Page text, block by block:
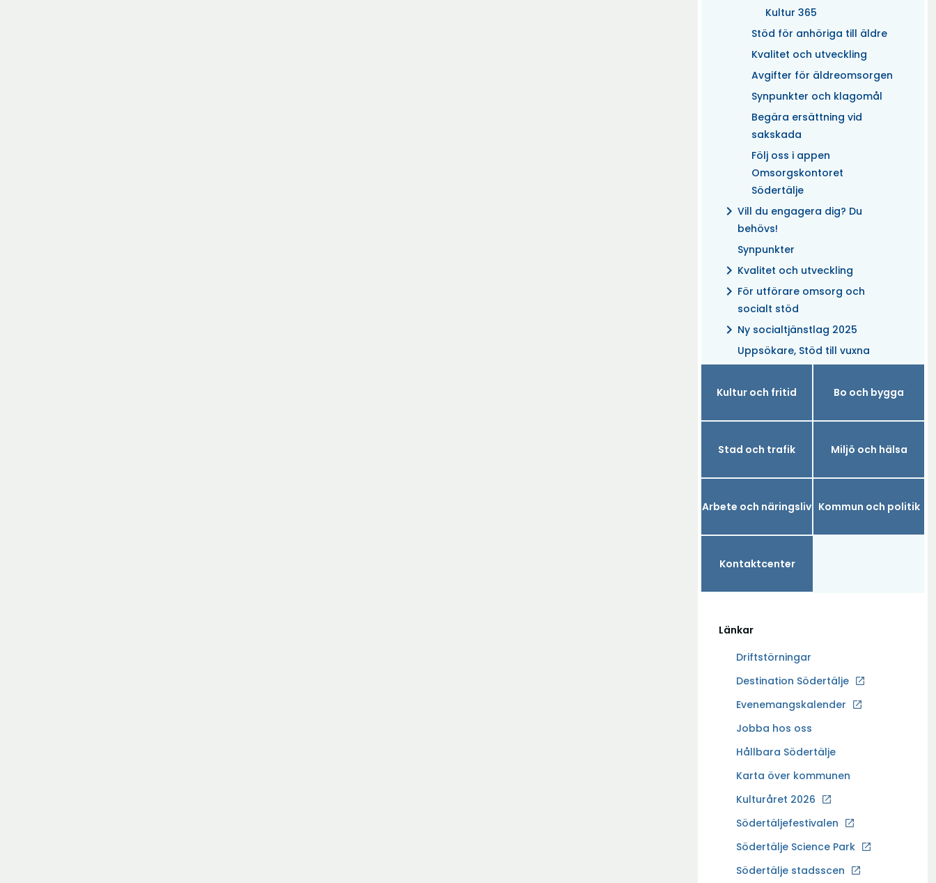
Kultur 365
Stöd för anhöriga till äldre
Kvalitet och utveckling
Avgifter för äldreomsorgen
Synpunkter och klagomål
Begära ersättning vid
sakskada
Följ oss i appen
Omsorgskontoret
Södertälje
chevron_right Vill du engagera dig? Du
behövs!
Synpunkter
chevron_right Kvalitet och utveckling
chevron_right För utförare omsorg och
socialt stöd
chevron_right Ny socialtjänstlag 2025
Uppsökare, Stöd till vuxna
Kultur och fritid Bo och bygga
Stad och trafik Miljö och hälsa
Arbete och näringsliv Kommun och politik
Kontaktcenter
Länkar
Driftstörningar
Destination Södertälje
Ö
p
n
a
y
t
f
ö
Evenemangskalender
Jobba hos oss
Ö
p
n
a
y
t
Hållbara Södertälje
Karta över kommunen
Kulturåret 2026
Södertäljefestivalen
Södertälje Science Park
Ö
p
Södertälje stadsscen